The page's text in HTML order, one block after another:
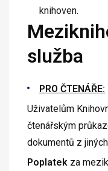
knihoven.
služba
PRO ČTENÁŘE:
Uživatelům
čtenářským
dokumentů z
Poplatek za